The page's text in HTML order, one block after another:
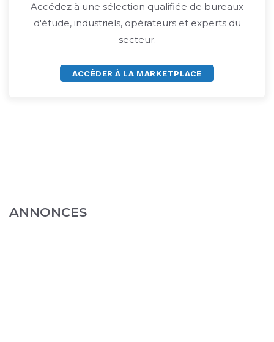
Accédez à une sélection qualifiée de bureaux
d'étude, industriels, opérateurs et experts du
secteur.
ACCÈDER À LA MARKETPLACE
ANNONCES